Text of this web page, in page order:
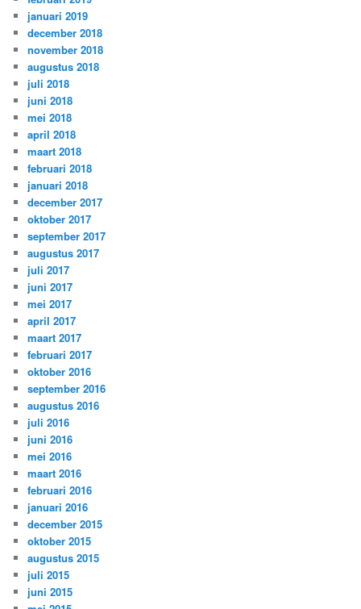
januari 2019
december 2018
november 2018
augustus 2018
juli 2018
juni 2018
mei 2018
april 2018
maart 2018
februari 2018
januari 2018
december 2017
oktober 2017
september 2017
augustus 2017
juli 2017
juni 2017
mei 2017
april 2017
maart 2017
februari 2017
oktober 2016
september 2016
augustus 2016
juli 2016
juni 2016
mei 2016
maart 2016
februari 2016
januari 2016
december 2015
oktober 2015
augustus 2015
juli 2015
juni 2015